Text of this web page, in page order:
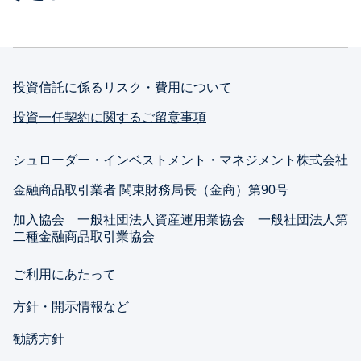
投資信託に係るリスク・費用について
投資一任契約に関するご留意事項
シュローダー・インベストメント・マネジメント株式会社
金融商品取引業者 関東財務局長（金商）第90号
加入協会 一般社団法人資産運用業協会 一般社団法人第
二種金融商品取引業協会
ご利用にあたって
方針・開示情報など
勧誘方針